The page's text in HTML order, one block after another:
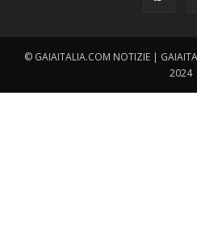
© GAIAITALIA.COM NOTIZIE |
2024